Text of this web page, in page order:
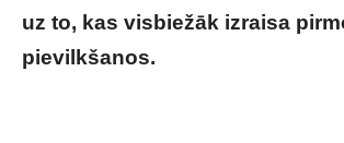
uz to, kas visbiežāk izraisa
pievilkšanos.